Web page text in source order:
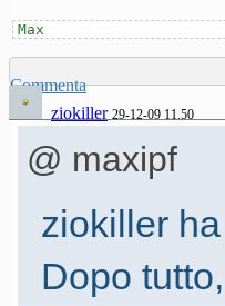
Max
Commenta
ziokiller 29-12-09 11.50
@ maxipf
ziokiller
Dopo